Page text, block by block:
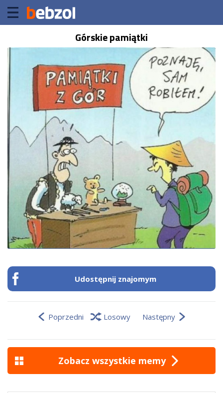
Górskie pamiątki
Udostępnij znajomym
Poprzedni Losowy Następny
Zobacz wszystkie memy